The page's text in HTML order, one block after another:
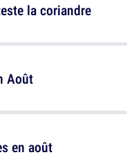
Août
la coriandre
en août